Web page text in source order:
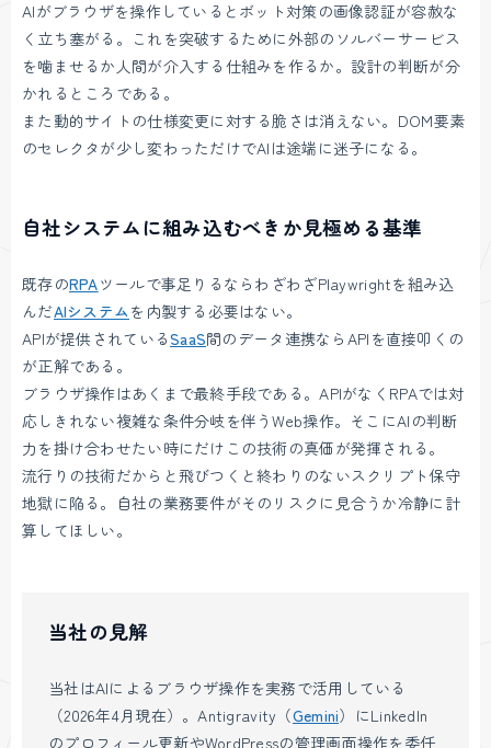
AIがブラウザを操作しているとボット対策の画像認証が容赦な
く立ち塞がる。これを突破するために外部のソルバーサービス
を噛ませるか人間が介入する仕組みを作るか。設計の判断が分
かれるところである。
また動的サイトの仕様変更に対する脆さは消えない。DOM要素
のセレクタが少し変わっただけでAIは途端に迷子になる。
自社システムに組み込むべきか見極める基準
既存のRPAツールで事足りるならわざわざPlaywrightを組み込
んだAIシステムを内製する必要はない。
APIが提供されているSaaS間のデータ連携ならAPIを直接叩くの
が正解である。
ブラウザ操作はあくまで最終手段である。APIがなくRPAでは対
応しきれない複雑な条件分岐を伴うWeb操作。そこにAIの判断
力を掛け合わせたい時にだけこの技術の真価が発揮される。
流行りの技術だからと飛びつくと終わりのないスクリプト保守
地獄に陥る。自社の業務要件がそのリスクに見合うか冷静に計
算してほしい。
当社の見解
当社はAIによるブラウザ操作を実務で活用している
（2026年4月現在）。Antigravity（Gemini）にLinkedIn
のプロフィール更新やWordPressの管理画面操作を委任